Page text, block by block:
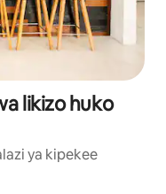
likizo huko
ya kipekee